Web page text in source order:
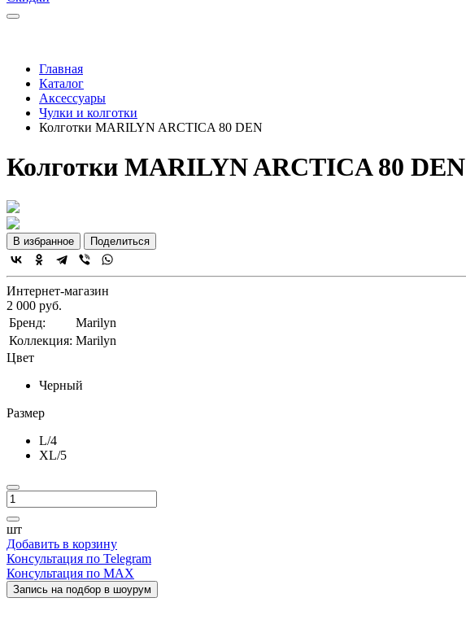
Главная
Каталог
Аксессуары
Чулки и колготки
Колготки MARILYN ARCTICA 80 DEN
Колготки MARILYN ARCTICA 80 DEN
В избранное Поделиться
Интернет-магазин
2 000 руб.
Бренд:
Marilyn
Коллекция: Marilyn
Цвет
Черный
Размер
L/4
XL/5
шт
Добавить в корзину
Консультация по Telegram
Консультация по MAX
Запись на подбор в шоурум